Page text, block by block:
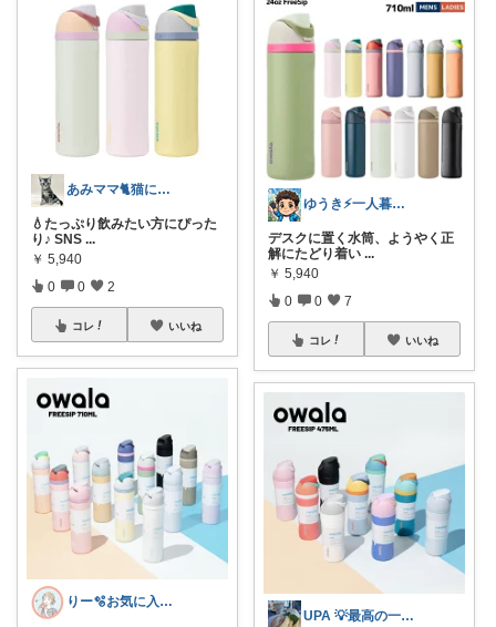
あみママ🐈猫に起こされた日は朝コレ派
💧たっぷり飲みたい方にぴった
り♪ SNS ...
￥ 5,940
0 0 2
コレ いいね
りー🫧お気に入りのある暮らし🧺
ゆうき⚡一人暮らしのQOL投資
デスクに置く水筒、ようやく正
解にたどり着い ...
￥ 5,940
0 0 7
コレ いいね
UPA 💡最高の一日を💡